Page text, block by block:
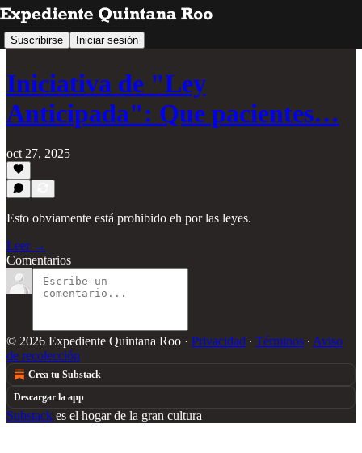
Suscribirse Iniciar sesión
Iniciativa de "Ley
Anticipada": Que pacientes…
oct 27, 2025
Esto obviamente está prohibido eh por las leyes.
Leer →
Comentarios
© 2026 Expediente Quintana Roo · Privacidad ∙ Términos ∙ Aviso
de recolección
Crea tu Substack
Descargar la app
Substack es el hogar de la gran cultura